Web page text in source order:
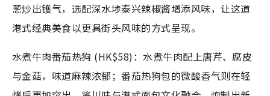
葱炒出镬气，选配深水埗泰兴辣椒酱增添风味，让这道
港式经典美食以更具街头风味的方式呈现。
水煮牛肉番茄热狗 (HK$58)：水煮牛肉配上唐芹、腐皮
与金菇，味道麻辣浓郁；番茄热狗包的微酸香气则在轻